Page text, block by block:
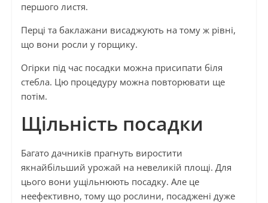
першого листя.
Перці та баклажани висаджують на тому ж рівні,
що вони росли у горщику.
Огірки під час посадки можна присипати біля
стебла. Цю процедуру можна повторювати ще
потім.
Щільність посадки
Багато дачників прагнуть виростити
якнайбільший урожай на невеликій площі. Для
цього вони ущільнюють посадку. Але це
неефективно, тому що рослини, посаджені дуже